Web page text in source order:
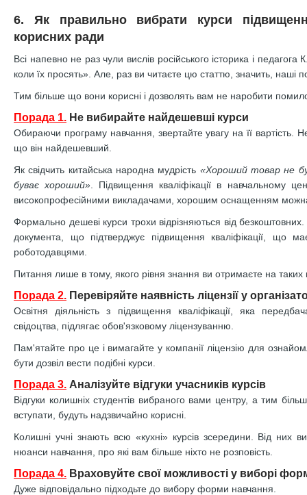
6. Як правильно вибрати курси
корисних ради
Всі напевно не раз чули вислів російського історика і
коли їх просять». Але, раз ви читаєте цю статтю, значить, наші
Тим більше що вони корисні і дозволять вам не наробити
Порада 1. Не вибирайте найдешевші курси
Обираючи програму навчання, звертайте увагу на її вартість.
що він найдешевший.
Як свідчить китайська народна мудрість «Хороший товар не
буває хороший» . Підвищення кваліфікації в навчальному
високопрофесійними викладачами, хорошим оснащенням
Формально дешеві курси трохи відрізняються від
документа, що підтверджує підвищення кваліфікації, що
роботодавцями.
Питання лише в тому, якого рівня знання ви отримаєте на таких
Порада 2. Перевіряйте наявність ліцензії у
Освітня діяльність з підвищення кваліфікації, яка
свідоцтва, підлягає обов'язковому ліцензуванню.
Пам'ятайте про це і вимагайте у компанії ліцензію для
бути дозвіл вести подібні курси.
Порада 3. Аналізуйте відгуки учасників курсів
Відгуки колишніх студентів вибраного вами центру, а тим
вступати, будуть надзвичайно корисні.
Колишні учні знають всю «кухні» курсів зсередини. Від них
нюанси навчання, про які вам більше ніхто не розповість.
Порада 4. Враховуйте свої можливості у виборі
Дуже відповідально підходьте до вибору форми навчання.